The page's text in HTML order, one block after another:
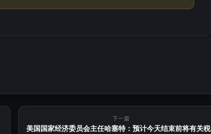
下一篇
美国国家经济委员会主任哈塞特：预计今天结束前将有关税